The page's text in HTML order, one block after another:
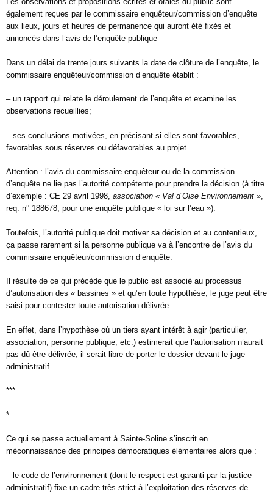
également reçues par le commissaire enquêteur/commission d’enquête
aux lieux, jours et heures de permanence qui auront été fixés et
annoncés dans l’avis de l’enquête publique
Dans un délai de trente jours suivants la date de clôture de l’enquête, le
commissaire enquêteur/commission d’enquête établit :
– un rapport qui relate le déroulement de l’enquête et examine les
observations recueillies;
– ses conclusions motivées, en précisant si elles sont favorables,
favorables sous réserves ou défavorables au projet.
Attention : l’avis du commissaire enquêteur ou de la commission
d’enquête ne lie pas l’autorité compétente pour prendre la décision (à titre
d’exemple : CE 29 avril 1998, association « Val d’Oise Environnement »,
req. n° 188678, pour une enquête publique « loi sur l’eau »).
Toutefois, l’autorité publique doit motiver sa décision et au contentieux,
ça passe rarement si la personne publique va à l’encontre de l’avis du
commissaire enquêteur/commission d’enquête.
Il résulte de ce qui précède que le public est associé au processus
d’autorisation des « bassines » et qu’en toute hypothèse, le juge peut être
saisi pour contester toute autorisation délivrée.
En effet, dans l’hypothèse où un tiers ayant intérêt à agir (particulier,
association, personne publique, etc.) estimerait que l’autorisation n’aurait
pas dû être délivrée, il serait libre de porter le dossier devant le juge
administratif.
***
*
Ce qui se passe actuellement à Sainte-Soline s’inscrit en
méconnaissance des principes démocratiques élémentaires alors que :
– le code de l’environnement (dont le respect est garanti par la justice
administratif) fixe un cadre très strict à l’exploitation des réserves de